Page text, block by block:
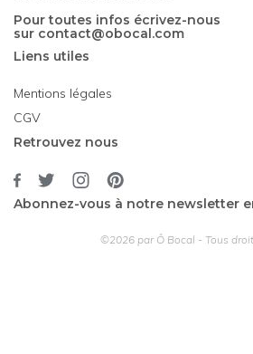
Pour toutes infos écrivez-nous
sur contact@obocal.com
Liens utiles
Mentions légales
CGV
Retrouvez nous
Abonnez-vous à notre newsletter
©2026 par Ô Bocal - Tous